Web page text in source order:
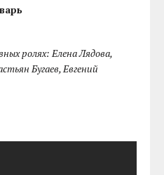
ролях: Елена Лядова,
Бугаев, Евгений